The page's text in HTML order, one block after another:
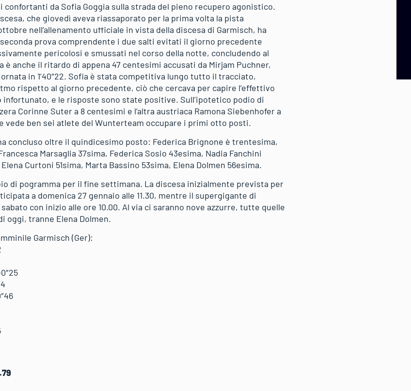
confortanti da Sofia Goggia sulla strada del pieno recupero agonistico.
che giovedì aveva riassaporato per la prima volta la pista
nell’allenamento ufficiale in vista della discesa di Garmisch, ha
prova comprendente i due salti evitati il giorno precedente
pericolosi e smussati nel corso della notte, concludendo al
anche il ritardo di appena 47 centesimi accusati da Mirjam Puchner,
in 1’40″22. Sofia è stata competitiva lungo tutto il tracciato,
rispetto al giorno precedente, ciò che cercava per capire l’effettivo
infortunato, e le risposte sono state positive. Sull’ipotetico podio di
Corinne Suter a 8 centesimi e l’altra austriaca Ramona Siebenhofer a
vede ben sei atlete del Wunterteam occupare i primi otto posti.
concluso oltre il quindicesimo posto: Federica Brignone è trentesima,
Marsaglia 37sima, Federica Sosio 43esima, Nadia Fanchini
Curtoni 51sima, Marta Bassino 53sima, Elena Dolmen 56esima.
di pogramma per il fine settimana. La discesa inizialmente prevista per
a domenica 27 gennaio alle 11.30, mentre il supergigante di
con inizio alle ore 10.00. Al via ci saranno nove azzurre, tutte quelle
oggi, tranne Elena Dolmen.
Garmisch (Ger):